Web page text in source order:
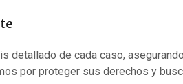
detallado de cada caso,
por proteger sus derechos y